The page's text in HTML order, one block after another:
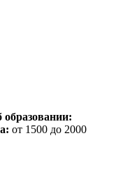
образовании:
от 1500 до 2000